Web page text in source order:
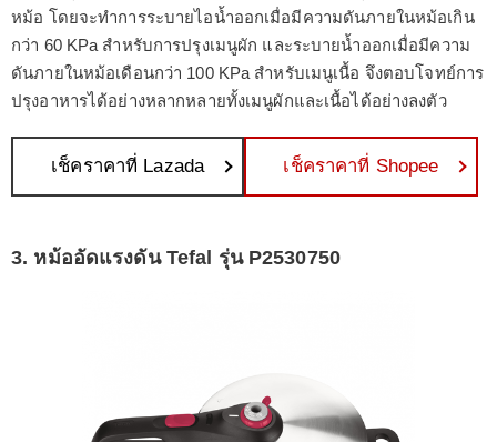
หม้อ โดยจะทำการระบายไอน้ำออกเมื่อมีความดันภายในหม้อเกิน
กว่า 60 KPa สำหรับการปรุงเมนูผัก และระบายน้ำออกเมื่อมีความ
ดันภายในหม้อเดือนกว่า 100 KPa สำหรับเมนูเนื้อ จึงตอบโจทย์การ
ปรุงอาหารได้อย่างหลากหลายทั้งเมนูผักและเนื้อได้อย่างลงตัว
เช็คราคาที่ Lazada เช็คราคาที่ Shopee
3. หม้ออัดแรงดัน Tefal รุ่น P2530750